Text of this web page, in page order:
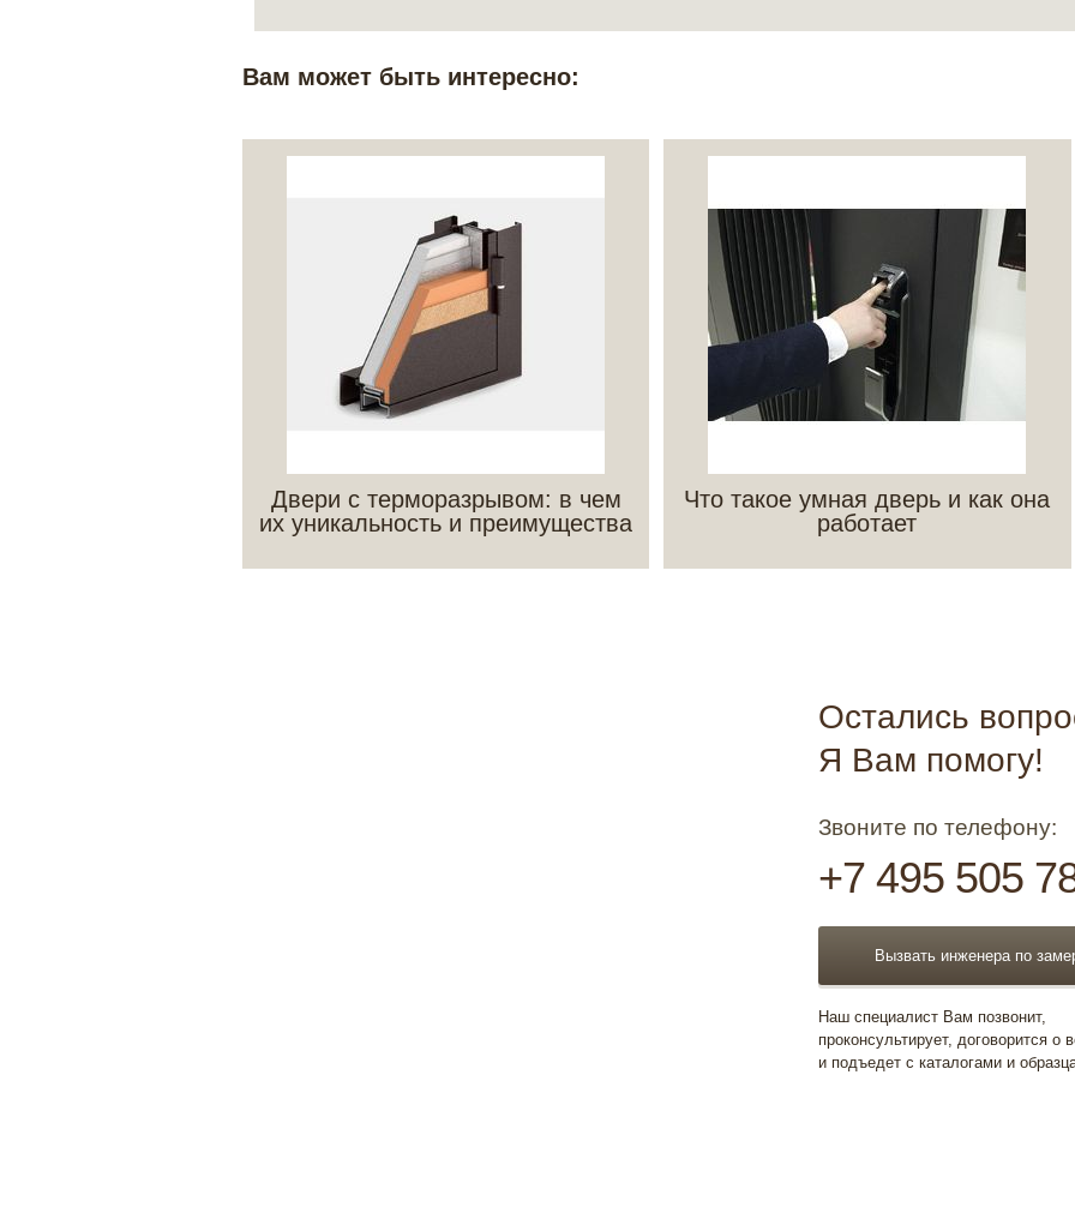
Вам может быть интересно:
Двери с терморазрывом: в чем
их уникальность и преимущества
Что такое умная дверь и как она
работает
Остались
Я Вам помогу!
Звоните по телефону:
+7 495 505
Вызвать инженера по
Наш специалист Вам позвонит,
проконсультирует, договорится о
и подъедет с каталогами и